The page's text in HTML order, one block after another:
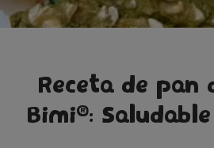
Receta de pan
Bimi®: